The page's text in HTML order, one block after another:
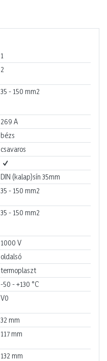
1
2
35 - 150 mm2
269 A
bézs
csavaros
DIN (kalap)sín 35mm
35 - 150 mm2
35 - 150 mm2
1000 V
oldalsó
termoplaszt
-50 - +130 °C
V0
32 mm
117 mm
132 mm